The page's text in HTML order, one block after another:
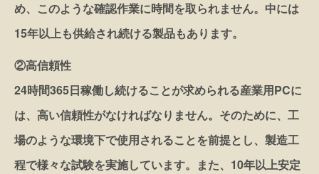
め、このような確認作業に時間を取られません。中には
15年以上も供給され続ける製品もあります。
②高信頼性
24時間365日稼働し続けることが求められる産業用PCに
は、高い信頼性がなければなりません。そのために、工
場のような環境下で使用されることを前提とし、製造工
程で様々な試験を実施しています。また、10年以上安定